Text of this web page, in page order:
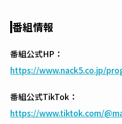
番組情報
番組公式HP：
https://www.nack5.co.jp/
番組公式TikTok：
https://www.tiktok.com/